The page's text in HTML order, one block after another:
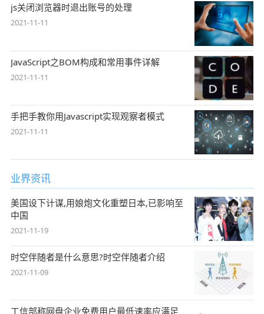
js关闭浏览器时退出账号的处理
2021-11-11
JavaScript之BOM构成和常用事件详解
2021-11-11
手把手教你用Javascript实现观察者模式
2021-11-11
业界资讯
美国设下计谋,用娘炮文化重塑日本,已影响至
中国
2021-11-19
时空伴随者是什么意思?时空伴随者介绍
2021-11-09
工信部称网盘企业免费用户最低速率应满足